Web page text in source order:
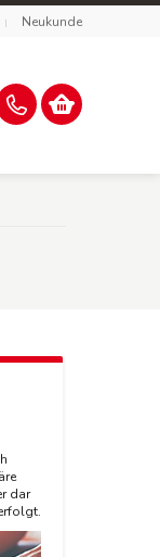
Neukunde
dar